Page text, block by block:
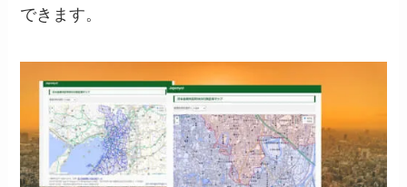
できます。